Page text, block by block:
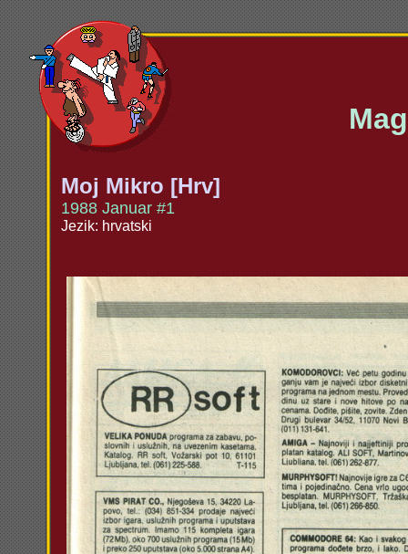
Moj Mikro [Hrv]
1988 Januar #1
Jezik: hrvatski